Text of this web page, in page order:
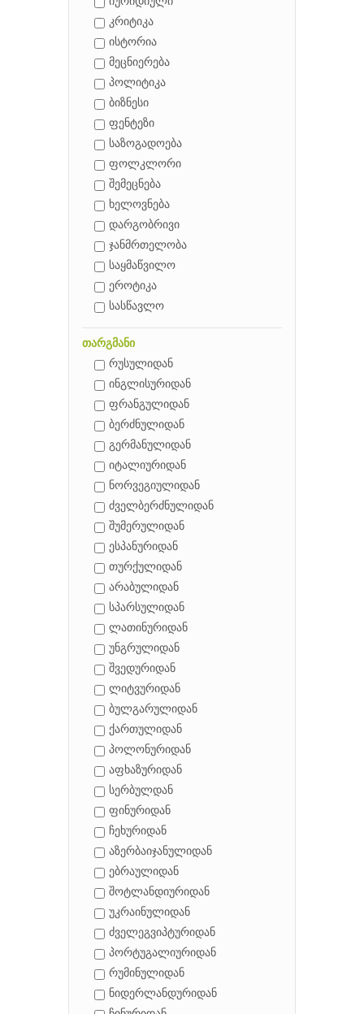
კრიტიკა
ისტორია
მეცნიერება
პოლიტიკა
ბიზნესი
ფენტეზი
საზოგადოება
ფოლკლორი
შემეცნება
ხელოვნება
დარგობრივი
ჯანმრთელობა
საყმაწვილო
ეროტიკა
სასწავლო
თარგმანი
რუსულიდან
ინგლისურიდან
ფრანგულიდან
ბერძნულიდან
გერმანულიდან
იტალიურიდან
ნორვეგიულიდან
ძველბერძნულიდან
შუმერულიდან
ესპანურიდან
თურქულიდან
არაბულიდან
სპარსულიდან
ლათინურიდან
უნგრულიდან
შვედურიდან
ლიტვურიდან
ბულგარულიდან
ქართულიდან
პოლონურიდან
აფხაზურიდან
სერბულდან
ფინურიდან
ჩეხურიდან
აზერბაიჯანულიდან
ებრაულიდან
შოტლანდიურიდან
უკრაინულიდან
ძველეგვიპტურიდან
პორტუგალიურიდან
რუმინულიდან
ნიდერლანდურიდან